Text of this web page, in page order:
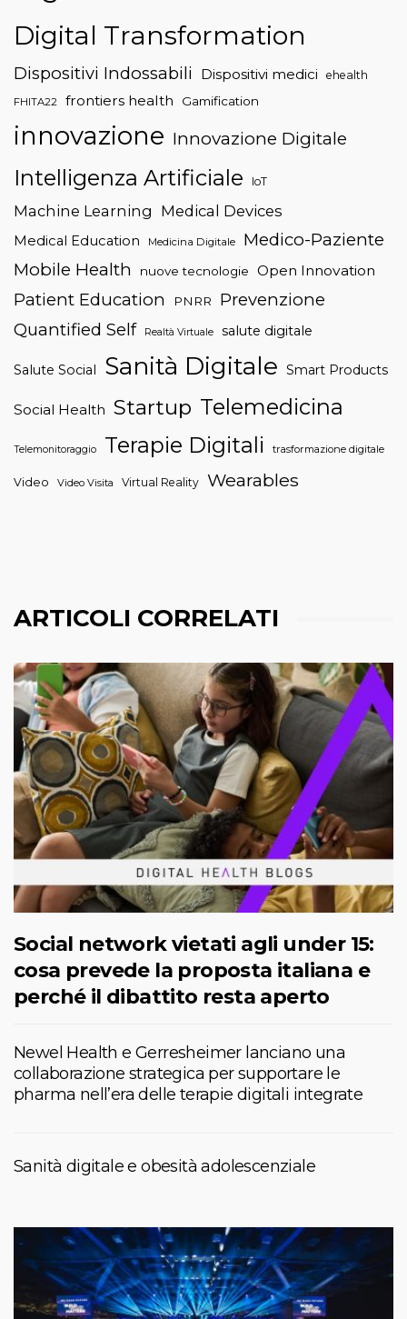
Digital Transformation
Dispositivi Indossabili Dispositivi medici ehealth
FHITA22 frontiers health Gamification
innovazione Innovazione Digitale
Intelligenza Artificiale IoT
Machine Learning Medical Devices
Medical Education Medicina Digitale
Medico-Paziente
Mobile Health
nuove tecnologie Open Innovation
Patient Education PNRR
Prevenzione
Quantified Self
Realtà Virtuale salute digitale
Salute Social Sanità Digitale Smart Products
Social Health Startup Telemedicina
Telemonitoraggio Terapie Digitali trasformazione digitale
Video Video Visita Virtual Reality Wearables
ARTICOLI CORRELATI
Social network vietati agli under 15:
cosa prevede la proposta italiana e
perché il dibattito resta aperto
Newel Health e Gerresheimer lanciano una
collaborazione strategica per supportare le
pharma nell’era delle terapie digitali integrate
Sanità digitale e obesità adolescenziale